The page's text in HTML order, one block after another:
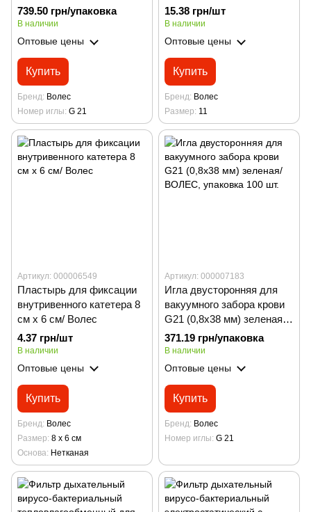
G21 (0,8х25 мм) зеленая/
ВОЛЕС, упаковка 100 шт.
739.50 грн/упаковка
В наличии
Оптовые цены
Купить
Бренд Волес
Номер иглы G 21
15.38 грн/шт
В наличии
Оптовые цены
Купить
Бренд Волес
Размер 11
Артикул: 000006549
Пластырь для фиксации
внутривенного катетера 8
см х 6 см/ Волес
4.37 грн/шт
В наличии
Оптовые цены
Купить
Бренд Волес
Размер 8 х 6 см
Основа Нетканая
Артикул: 000007183
Игла двусторонняя для
вакуумного забора крови
G21 (0,8х38 мм) зеленая/
ВОЛЕС, упаковка 100 шт.
371.19 грн/упаковка
В наличии
Оптовые цены
Купить
Бренд Волес
Номер иглы G 21